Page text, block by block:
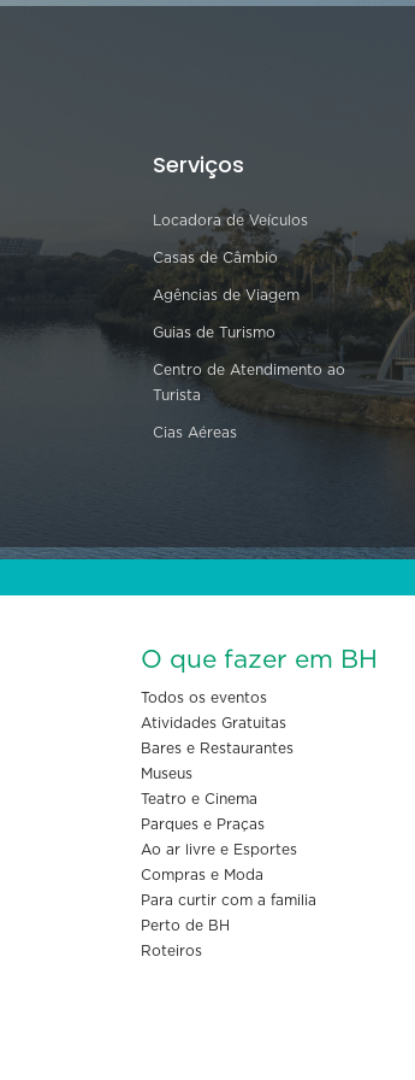
Serviços
Locadora de Veículos
Casas de Câmbio
Agências de Viagem
Guias de Turismo
Centro de Atendimento ao
Turista
Cias Aéreas
O que fazer em BH
Todos os eventos
Atividades Gratuitas
Bares e Restaurantes
Museus
Teatro e Cinema
Parques e Praças
Ao ar livre e Esportes
Compras e Moda
Para curtir com a familia
Perto de BH
Roteiros